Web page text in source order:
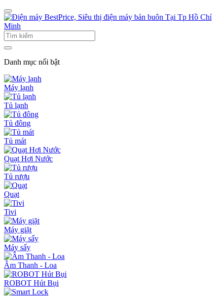
Danh mục nổi bật
Máy lạnh
Tủ lạnh
Tủ đông
Tủ mát
Quạt Hơi Nước
Tủ rượu
Quạt
Tivi
Máy giặt
Máy sấy
Âm Thanh - Loa
ROBOT Hút Bụi